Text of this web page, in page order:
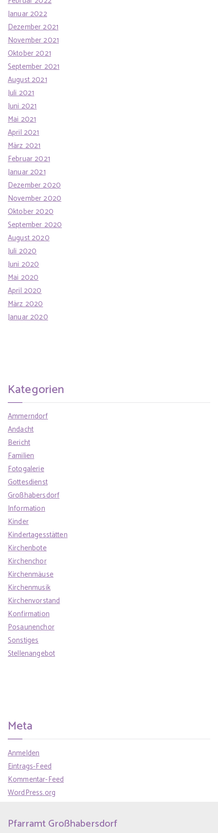
Januar 2022
Dezember 2021
November 2021
Oktober 2021
September 2021
August 2021
Juli 2021
Juni 2021
Mai 2021
April 2021
März 2021
Februar 2021
Januar 2021
Dezember 2020
November 2020
Oktober 2020
September 2020
August 2020
Juli 2020
Juni 2020
Mai 2020
April 2020
März 2020
Januar 2020
Kategorien
Ammerndorf
Andacht
Bericht
Familien
Fotogalerie
Gottesdienst
Großhabersdorf
Information
Kinder
Kindertagesstätten
Kirchenbote
Kirchenchor
Kirchenmäuse
Kirchenmusik
Kirchenvorstand
Konfirmation
Posaunenchor
Sonstiges
Stellenangebot
Meta
Anmelden
Eintrags-Feed
Kommentar-Feed
WordPress.org
Pfarramt Großhabersdorf